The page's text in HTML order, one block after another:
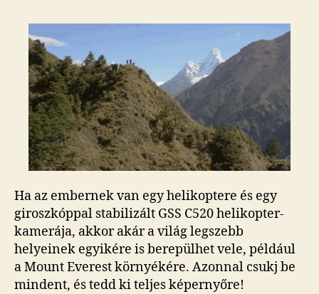
nem
a
Himaláját
bejegyzéshez
Ha az embernek van egy helikoptere és egy
giroszkóppal stabilizált GSS C520 helikopter-
kamerája, akkor akár a világ legszebb
helyeinek egyikére is berepülhet vele, például
a Mount Everest környékére. Azonnal csukj be
mindent, és tedd ki teljes képernyőre!